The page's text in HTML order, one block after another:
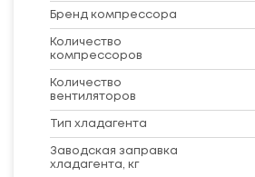
Бренд компрессора
Количество
компрессоров
Количество
вентиляторов
Тип хладагента
Заводская заправка
хладагента, кг